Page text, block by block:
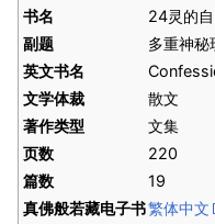
书名
24灵的自
副题
多重神秘
英文书名
文学体裁
散文
著作类型
文集
页数
220
篇数
19
真佛般若藏电子书繁体中文